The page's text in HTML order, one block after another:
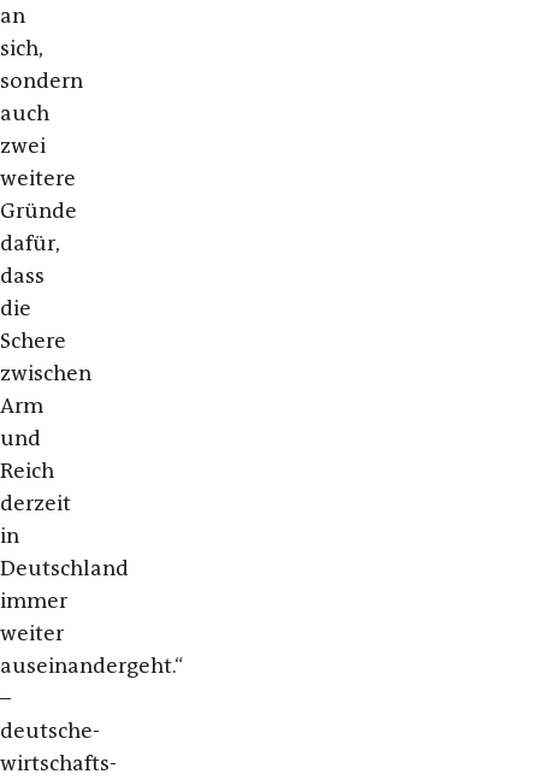
an
sich,
sondern
auch
zwei
weitere
Gründe
dafür,
dass
die
Schere
zwischen
Arm
und
Reich
derzeit
in
Deutschland
immer
weiter
auseinandergeht.“
–
deutsche-
wirtschafts-